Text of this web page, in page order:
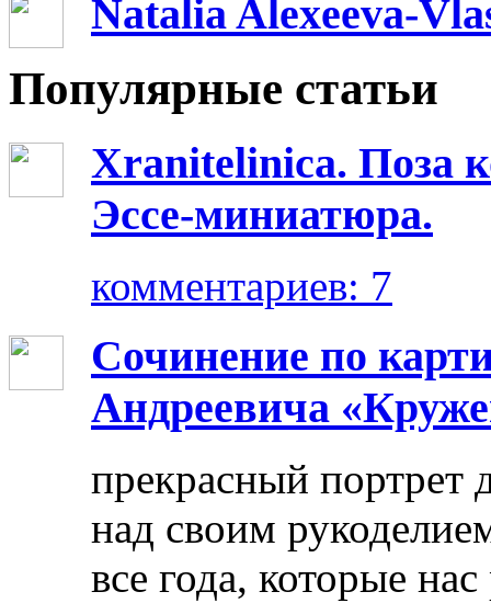
Natalia Alexeeva-
Популярные статьи
Xranitelinica. Поза
Эссе-миниатюра.
комментариев: 7
Сочинение по
Андреевича
прекрасный портрет
над своим
все года, которые